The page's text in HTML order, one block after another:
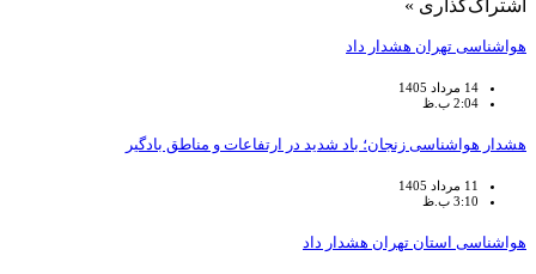
اشتراک‌گذاری »
هواشناسی تهران هشدار داد
14 مرداد 1405
2:04 ب.ظ
هشدار هواشناسی زنجان؛ باد شدید در ارتفاعات و مناطق بادگیر
11 مرداد 1405
3:10 ب.ظ
هواشناسی استان تهران هشدار داد